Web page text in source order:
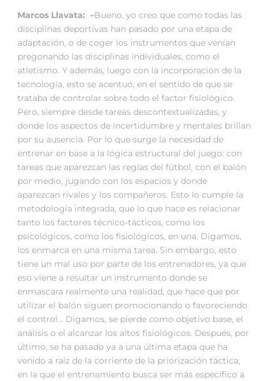
Marcos Llavata: –Bueno, yo creo que como todas las
disciplinas deportivas han pasado por una etapa de
adaptación, o de coger los instrumentos que venían
pregonando las disciplinas individuales, como el
atletismo. Y además, luego con la incorporación de la
tecnología, esto se acentuó, en el sentido de que se
trataba de controlar sobre todo el factor fisiológico.
Pero, siempre desde tareas descontextualizadas, y
donde los aspectos de incertidumbre y mentales brillan
por su ausencia. Por lo que surge la necesidad de
entrenar en base a la lógica estructural del juego: con
tareas que aparezcan las reglas del fútbol, con el balón
por medio, jugando con los espacios y donde
aparezcan rivales y los compañeros. Esto lo cumple la
metodología integrada, que lo que hace es relacionar
tanto los factores técnico-tácticos, como los
psicológicos, como los fisiológicos, en una. Digamos,
los enmarca en una misma tarea. Sin embargo, esto
tiene un mal uso por parte de los entrenadores, ya que
eso viene a resultar un instrumento donde se
enmascara realmente una realidad, que hace que por
utilizar el balón siguen promocionando o favoreciendo
el control… Digamos, se pierde como objetivo base, el
análisis o el alcanzar los altos fisiológicos. Después, por
último, se ha pasado ya a una última etapa que ha
venido a raíz de la corriente de la priorización táctica,
en la que el entrenamiento busca ser más específico a